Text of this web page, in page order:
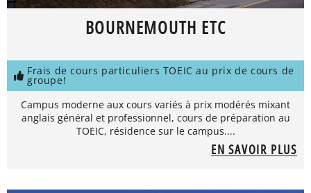
BOURNEMOUTH ETC
Frais de cours particuliers TOEIC au prix de cours de
groupe!
Campus moderne aux cours variés à prix modérés mixant
anglais général et professionnel, cours de préparation au
TOEIC, résidence sur le campus....
EN SAVOIR PLUS